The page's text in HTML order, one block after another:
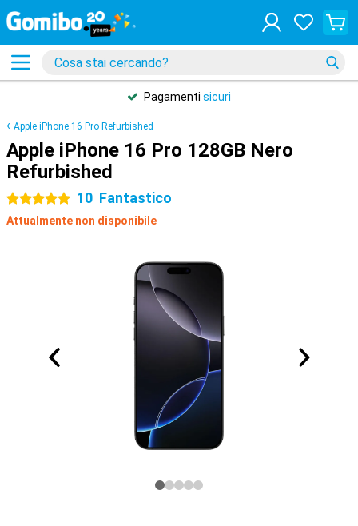
Pagamenti sicuri
Apple iPhone 16 Pro Refurbished
Apple iPhone 16 Pro 128GB Nero
Refurbished
5 stelle 10 Fantastico
Attualmente non disponibile